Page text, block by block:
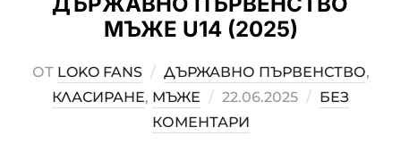
МЪЖЕ U14 (2025)
ОТ LOKO FANS ДЪРЖАВНО ПЪРВЕНСТВО,
КЛАСИРАНЕ, МЪЖЕ
POSTED
ON
22.06.2025
БЕЗ
КОМЕНТАРИ